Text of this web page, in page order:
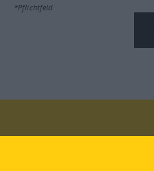
*Pflichtfeld
Besuchen Sie uns auf: